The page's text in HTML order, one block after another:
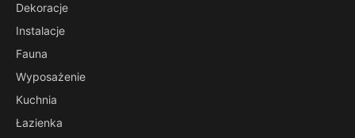
Dekoracje
Instalacje
Fauna
Wyposażenie
Kuchnia
Łazienka